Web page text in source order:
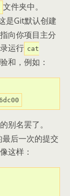
文件夹中。
是Git默认创建
向你项目主分
运行 cat
和，例如：
0
别名罢了。
后一次的提交
这样：